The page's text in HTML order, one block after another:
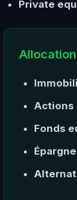
Private
Actions
Fonds